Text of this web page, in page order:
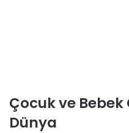
Çocuk ve
Dünya